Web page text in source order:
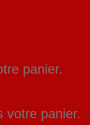
panier.
votre panier.